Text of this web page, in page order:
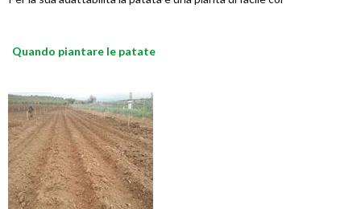
Quando piantare le patate